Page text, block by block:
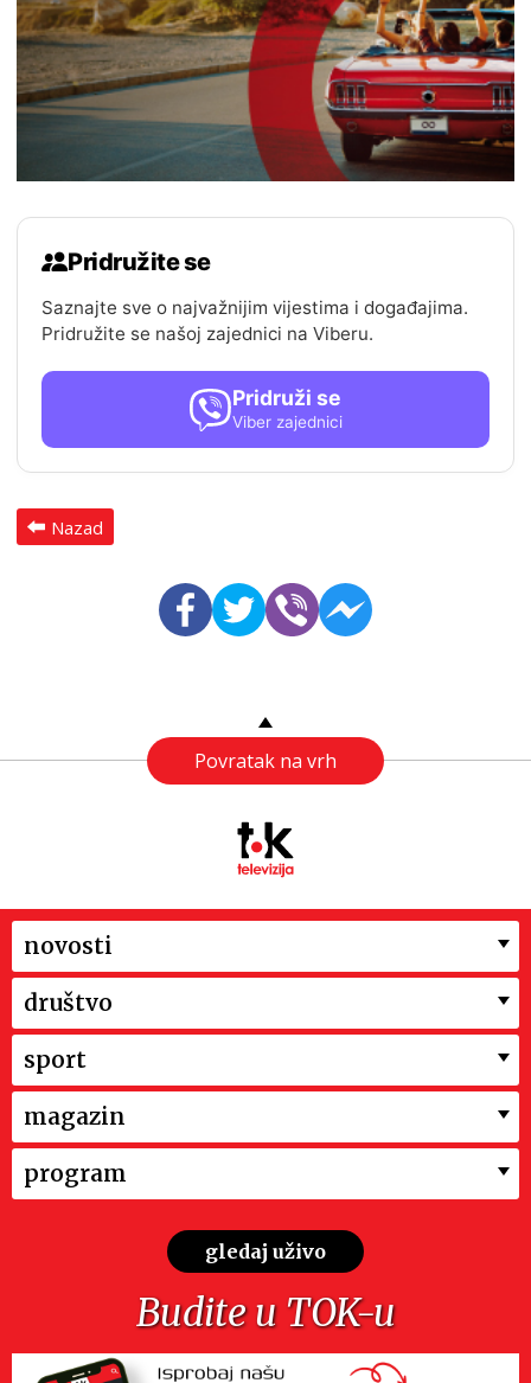
Pridružite se
Saznajte sve o najvažnijim vijestima i događajima.
Pridružite se našoj zajednici na Viberu.
Pridruži se
Viber zajednici
Nazad
Povratak na vrh
novosti
društvo
sport
magazin
program
gledaj uživo
Budite u TOK-u